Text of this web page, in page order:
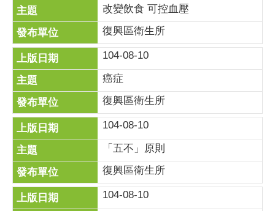
改變飲食 可控血壓
復興區衛生所
104-08-10
癌症
復興區衛生所
104-08-10
「五不」原則
復興區衛生所
104-08-10